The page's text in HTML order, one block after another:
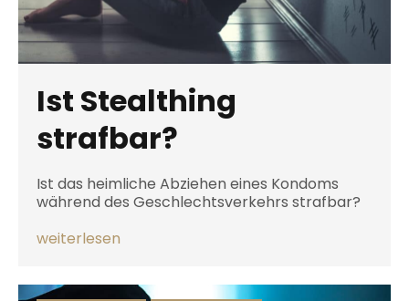
Ist Stealthing
strafbar?
Ist das heimliche Abziehen eines Kondoms
während des Geschlechtsverkehrs strafbar?
weiterlesen